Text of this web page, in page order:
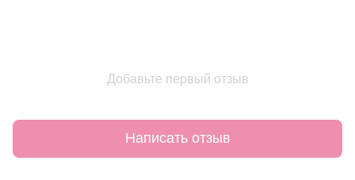
Добавьте первый отзыв
Написать отзыв